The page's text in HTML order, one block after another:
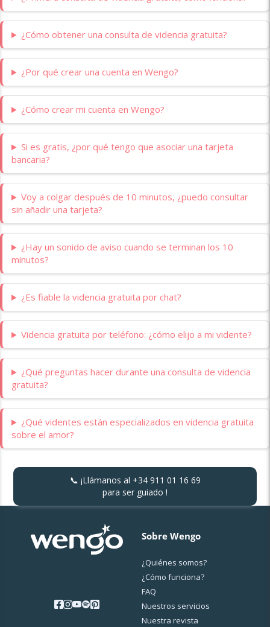
¿Cómo obtener una consulta de videncia gratuita?
¿Por qué crear una cuenta en Wengo?
¿Cómo crear mi cuenta en Wengo?
Si es gratis, ¿por qué tengo que asociar una tarjeta
bancaria?
Voy a colgar después de 10 minutos, ¿puedo consultar
sin añadir una tarjeta?
¿Hay un sonido de aviso cuando se terminan los 10
minutos?
¿Es fiable la videncia gratuita por chat?
Videncia gratuita por teléfono: ¿cómo elijo a mi vidente?
¿Qué preguntas hacer durante una consulta de videncia
gratuita?
¿Qué videntes están especializados en videncia gratuita
sobre el amor?
📞 ¡Llámanos al +34 911 01 16 69
para ser guiado !
Sobre Wengo
¿Quiénes somos?
¿Cо́mo funciona?
FAQ
Nuestros servicios
Nuestra revista